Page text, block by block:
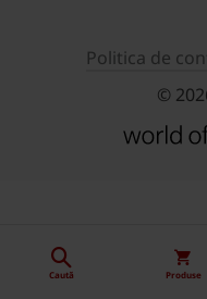
Caută Produse
Politica de
©